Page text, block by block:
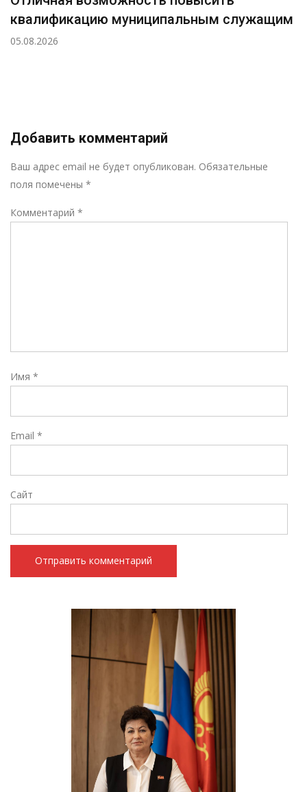
квалификацию муниципальным служащим
05.08.2026
Добавить комментарий
Ваш адрес email не будет опубликован. Обязательные
поля помечены *
Комментарий *
Имя *
Email *
Сайт